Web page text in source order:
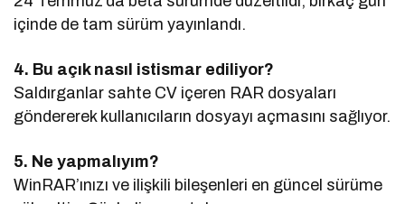
içinde de tam sürüm yayınlandı.
4. Bu açık nasıl istismar ediliyor?
Saldırganlar sahte CV içeren RAR dosyaları
göndererek kullanıcıların dosyayı açmasını sağlıyor.
5. Ne yapmalıyım?
WinRAR’ınızı ve ilişkili bileşenleri en güncel sürüme